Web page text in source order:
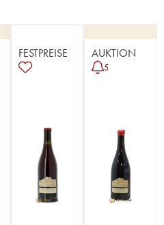
FESTPREISE AUKTION
5